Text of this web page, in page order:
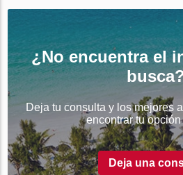
¿No encuentra el
Deja tu consulta y los mejores
encontrar tu opción
Deja una